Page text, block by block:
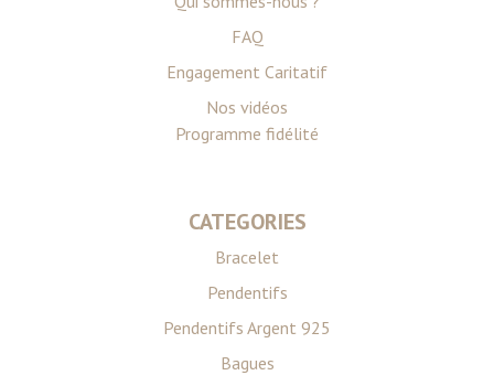
FAQ
Engagement Caritatif
Nos vidéos
Programme fidélité
CATEGORIES
Bracelet
Pendentifs
Pendentifs Argent 925
Bagues